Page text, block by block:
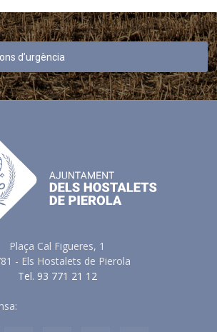
d’urgència
Plaça Cal Figueres, 1
- Els Hostalets de Pierola
Tel. 93 771 21 12